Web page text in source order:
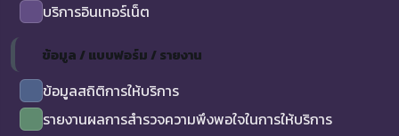
บริการอินเทอร์เน็ต
ข้อมูล / แบบฟอร์ม / รายงาน
ข้อมูลสถิติการให้บริการ
รายงานผลการสำรวจความพึงพอใจในการให้บริการ